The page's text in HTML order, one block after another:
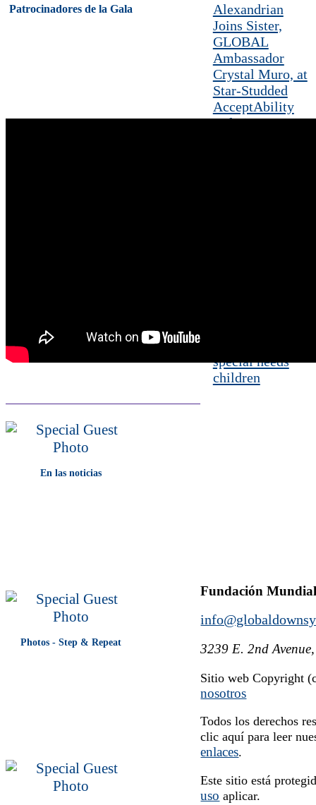
Alexandrian
Joins Sister,
GLOBAL
Ambassador
Crystal Muro, at
Star-Studded
AcceptAbility
Gala in
special needs
children
Patrocinadores de la Gala
En las noticias
Photos - Step & Repeat
Fundación
3239 E. 2nd
Sitio web Copyright
nosotros
Todos los derechos
clic aquí para leer
enlaces.
Este sitio está
uso aplicar.